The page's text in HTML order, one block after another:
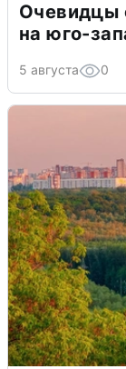
Очевидцы
на юго-
5 августа 0